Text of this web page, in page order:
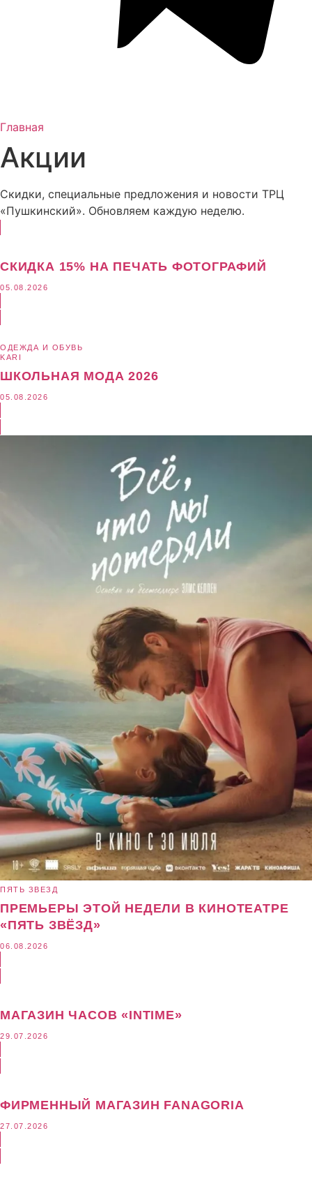
Главная
Акции
Скидки, специальные предложения и новости ТРЦ
«Пушкинский». Обновляем каждую неделю.
СКИДКА 15% НА ПЕЧАТЬ ФОТОГРАФИЙ
05.08.2026
ОДЕЖДА И ОБУВЬ
KARI
ШКОЛЬНАЯ МОДА 2026
05.08.2026
ПЯТЬ ЗВЕЗД
ПРЕМЬЕРЫ ЭТОЙ НЕДЕЛИ В КИНОТЕАТРЕ
«ПЯТЬ ЗВЁЗД»
06.08.2026
МАГАЗИН ЧАСОВ «INTIME»
29.07.2026
ФИРМЕННЫЙ МАГАЗИН FANAGORIA
27.07.2026